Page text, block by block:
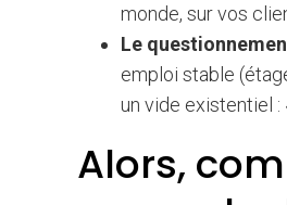
monde, sur vos
Le
emploi stable
un vide existentiel :
Alors,